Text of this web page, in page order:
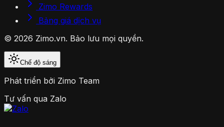
Zimo Rewards
Bảng giá dịch vụ
© 2026 Zimo.vn. Bảo lưu mọi quyền.
Chế độ sáng
Phát triển bởi Zimo Team
Tư vấn qua Zalo